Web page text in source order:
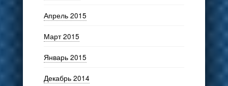
Апрель 2015
Март 2015
Январь 2015
Декабрь 2014